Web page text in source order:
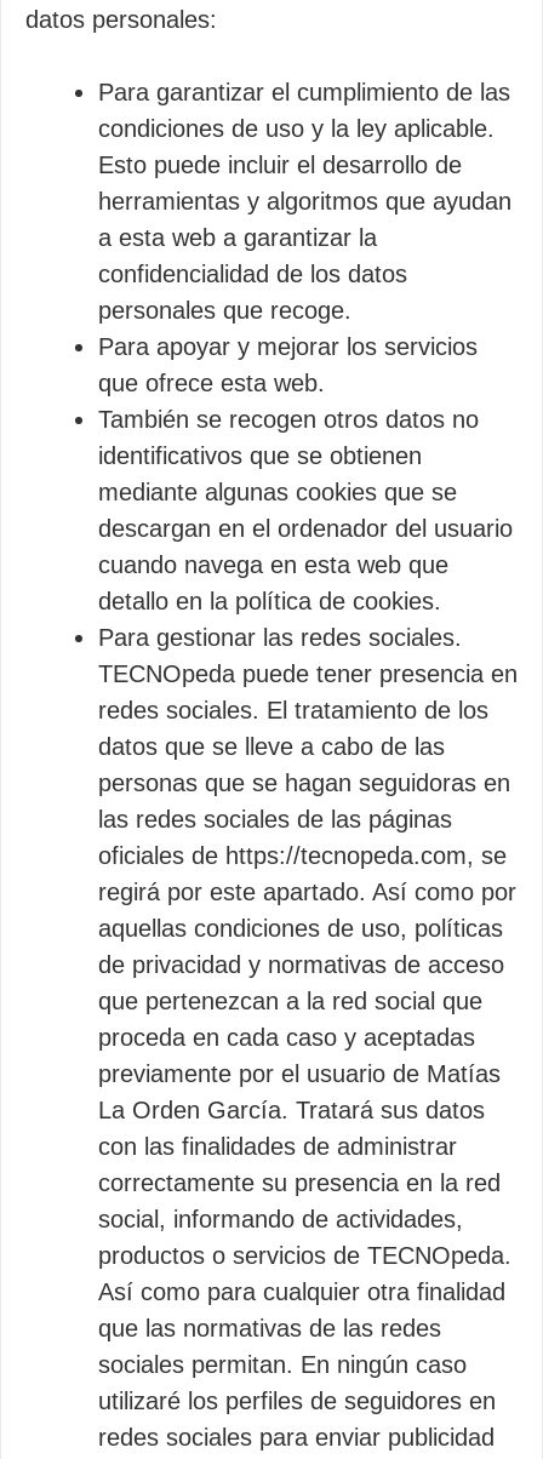
datos personales:
Para garantizar el cumplimiento de las
condiciones de uso y la ley aplicable.
Esto puede incluir el desarrollo de
herramientas y algoritmos que ayudan
a esta web a garantizar la
confidencialidad de los datos
personales que recoge.
Para apoyar y mejorar los servicios
que ofrece esta web.
También se recogen otros datos no
identificativos que se obtienen
mediante algunas cookies que se
descargan en el ordenador del usuario
cuando navega en esta web que
detallo en la política de cookies.
Para gestionar las redes sociales.
TECNOpeda puede tener presencia en
redes sociales. El tratamiento de los
datos que se lleve a cabo de las
personas que se hagan seguidoras en
las redes sociales de las páginas
oficiales de https://tecnopeda.com, se
regirá por este apartado. Así como por
aquellas condiciones de uso, políticas
de privacidad y normativas de acceso
que pertenezcan a la red social que
proceda en cada caso y aceptadas
previamente por el usuario de Matías
La Orden García. Tratará sus datos
con las finalidades de administrar
correctamente su presencia en la red
social, informando de actividades,
productos o servicios de TECNOpeda.
Así como para cualquier otra finalidad
que las normativas de las redes
sociales permitan. En ningún caso
utilizaré los perfiles de seguidores en
redes sociales para enviar publicidad